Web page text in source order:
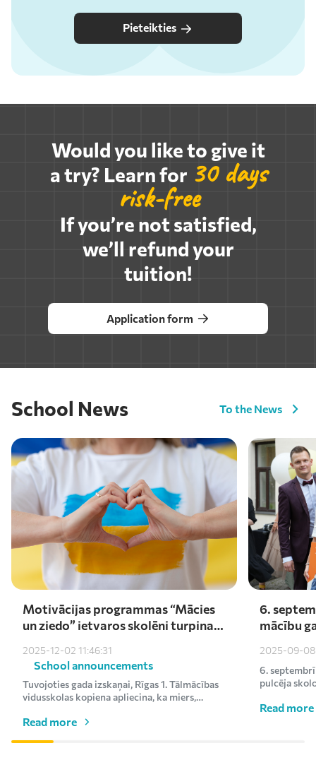
Pieteikties
Would you like to give it
a try? Learn for 30 days
risk-free
If you’re not satisfied,
we’ll refund your
tuition!
Application form
School News To the News
Motivācijas programmas “Mācies
un ziedo” ietvaros skolēni turpina
kārtējie €1000
2025-12-02 11:46:31
School announcements
Tuvojoties gada izskaņai, Rīgas 1. Tālmācības
vidusskolas kopiena apliecina, ka miers,
Read more
6.
mācību
2025-09-08
6. septembrī
pulcēja
Read more